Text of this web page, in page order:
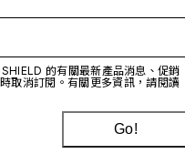
的有關最新產品消息、促銷
取消訂閱。有關更多資訊，請閱讀
Go!